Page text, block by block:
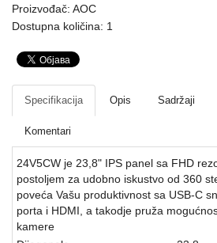
oprema
oprema
Gaming
Fotoaparati
i
kamere
Kućni
aparati
Proizvođač: AOC
Dostupna količina: 1
Specifikacija Opis Sadržaji
Komentari
24V5CW je 23,8" IPS panel sa FHD
postoljem za udobno iskustvo od 360
poveća Vašu produktivnost sa USB-C
porta i HDMI, a takodje pruža
kamere